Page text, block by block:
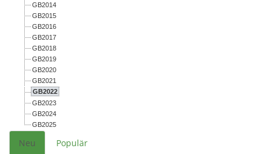
GB2014
GB2015
GB2016
GB2017
GB2018
GB2019
GB2020
GB2021
GB2022
GB2023
GB2024
GB2025
Neu Populär